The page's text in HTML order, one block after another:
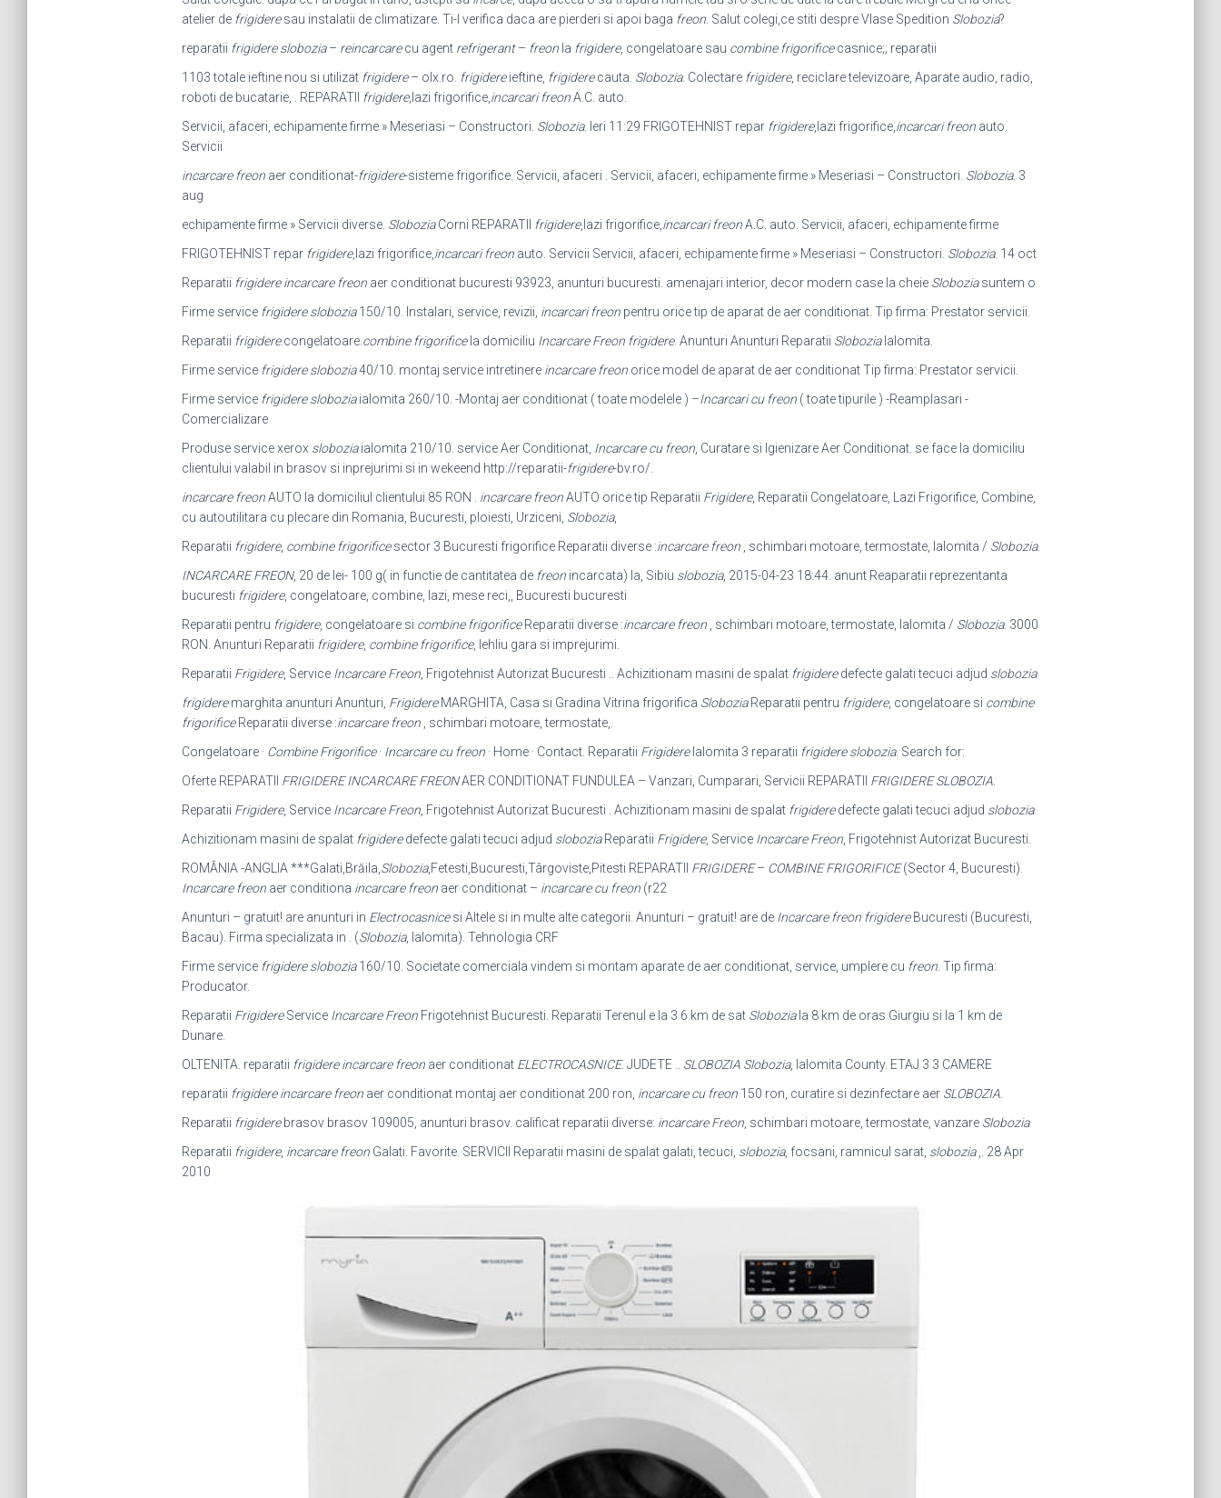
atelier de frigideresau instalatii de climatizare. Ti-l verifica daca are pierderi si apoi baga freon. Salut colegi,ce stiti despre Vlase Spedition Slobozia?
reparatii frigidere slobozia– reincarcarecu agent refrigerant– freonla frigidere, congelatoare sau combine frigorificecasnice;; reparatii
1103 totale ieftine nou si utilizat frigidere– olx.ro. frigidereieftine, frigiderecauta. Slobozia. Colectare frigidere, reciclare televizoare, Aparate audio, radio,
roboti de bucatarie, . REPARATII
frigidere,lazi frigorifice, incarcari freonA.C. auto.
Servicii, afaceri, echipamente firme » Meseriasi – Constructori. Slobozia. Ieri 11:29 FRIGOTEHNIST repar frigidere,lazi frigorifice, incarcari freonauto.
Servicii
incarcare freonaer conditionat-frigidere-sisteme frigorifice. Servicii, afaceri . Servicii, afaceri, echipamente firme » Meseriasi – Constructori. Slobozia. 3
aug
echipamente firme » Servicii diverse. SloboziaCorni REPARATII frigidere, lazi frigorifice, incarcari freonA.C. auto. Servicii, afaceri, echipamente firme
FRIGOTEHNIST repar frigidere,lazi frigorifice, incarcari freonauto. Servicii Servicii, afaceri, echipamente firme » Meseriasi – Constructori. Slobozia. 14 oct
Reparatii frigidere incarcare freonaer conditionat bucuresti 93923, anunturi bucuresti. amenajari interior, decor modern case la cheie Sloboziasuntem o
Firme service frigidere slobozia150/10. Instalari, service, revizii, incarcari freonpentru orice tip de aparat de aer conditionat. Tip firma: Prestator servicii.
Reparatii frigidere.congelatoare. combine frigorificela domiciliu Incarcare Freon frigidere. Anunturi Anunturi Reparatii SloboziaIalomita.
Firme service frigidere slobozia40/10. montaj service intretinere incarcare freonorice model de aparat de aer conditionat Tip firma: Prestator servicii.
Firme service frigidere sloboziaialomita 260/10. -Montaj aer conditionat ( toate modelele ) –Incarcari cu freon( toate tipurile ) -Reamplasari -
Comercializare
Produse service xerox sloboziaialomita 210/10. service Aer Conditionat, Incarcare cu freon, Curatare si Igienizare Aer Conditionat. se face la domiciliu
clientului valabil in brasov si inprejurimi si in wekeend http://reparatii-frigidere-bv.ro/.
incarcare freonAUTO la domiciliul clientului 85 RON . incarcare freonAUTO orice tip Reparatii Frigidere, Reparatii Congelatoare, Lazi Frigorifice, Combine,
cu autoutilitara cu plecare din Romania, Bucuresti, ploiesti, Urziceni, Slobozia,
Reparatii frigidere, combine frigorificesector 3 Bucuresti frigorifice Reparatii diverse :incarcare freon, schimbari motoare, termostate, Ialomita / Slobozia.
INCARCARE FREON, 20 de lei- 100 g( in functie de cantitatea de freonincarcata) la, Sibiu slobozia, 2015-04-23 18:44. anunt Reaparatii reprezentanta
bucuresti frigidere, congelatoare, combine, lazi, mese reci,, Bucuresti bucuresti
Reparatii pentru frigidere, congelatoare si combine frigorificeReparatii diverse :incarcare freon, schimbari motoare, termostate, Ialomita / Slobozia. 3000
RON. Anunturi Reparatii frigidere, combine frigorifice, lehliu gara si imprejurimi.
Reparatii Frigidere, Service Incarcare Freon, Frigotehnist Autorizat Bucuresti .. Achizitionam masini de spalat frigideredefecte galati tecuci adjud slobozia
frigideremarghita anunturi Anunturi, FrigidereMARGHITA, Casa si Gradina Vitrina frigorifica SloboziaReparatii pentru frigidere, congelatoare si combine
frigorificeReparatii diverse :incarcare freon, schimbari motoare, termostate,.
Congelatoare · Combine Frigorifice· Incarcare cu freon· Home · Contact. Reparatii FrigidereIalomita 3 reparatii frigidere slobozia. Search for:
Oferte REPARATII FRIGIDERE INCARCARE FREONAER CONDITIONAT FUNDULEA – Vanzari, Cumparari, Servicii REPARATII FRIGIDERE SLOBOZIA.
Reparatii Frigidere, Service Incarcare Freon, Frigotehnist Autorizat Bucuresti . Achizitionam masini de spalat frigideredefecte galati tecuci adjud slobozia
Achizitionam masini de spalat frigideredefecte galati tecuci adjud sloboziaReparatii Frigidere, Service Incarcare Freon, Frigotehnist Autorizat Bucuresti.
ROMÂNIA -ANGLIA ***Galati,Brăila, Slobozia,Fetesti,Bucuresti,Târgoviste,Pitesti REPARATII FRIGIDERE– COMBINE FRIGORIFICE(Sector 4, Bucuresti).
Incarcare freonaer conditiona incarcare freonaer conditionat – incarcare cu freon(r22
Anunturi – gratuit! are anunturi in Electrocasnicesi Altele si in multe alte categorii. Anunturi – gratuit! are de Incarcare freon frigidereBucuresti (Bucuresti,
Bacau). Firma specializata in . (Slobozia, Ialomita). Tehnologia CRF
Firme service frigidere slobozia160/10. Societate comerciala vindem si montam aparate de aer conditionat, service, umplere cu freon. Tip firma:
Producator.
Reparatii FrigidereService Incarcare FreonFrigotehnist Bucuresti. Reparatii Terenul e la 3 6 km de sat Sloboziala 8 km de oras Giurgiu si la 1 km de
Dunare.
OLTENITA. reparatii frigidere incarcare freonaer conditionat ELECTROCASNICE. JUDETE .. SLOBOZIA Slobozia, Ialomita County. ETAJ 3 3 CAMERE
reparatii frigidere incarcare freonaer conditionat montaj aer conditionat 200 ron, incarcare cu freon150 ron, curatire si dezinfectare aer SLOBOZIA.
Reparatii frigiderebrasov brasov 109005, anunturi brasov. calificat reparatii diverse: incarcare Freon, schimbari motoare, termostate, vanzare Slobozia
Reparatii frigidere, incarcare freonGalati. Favorite. SERVICII Reparatii masini de spalat galati, tecuci, slobozia, focsani, ramnicul sarat, slobozia,. 28 Apr
2010